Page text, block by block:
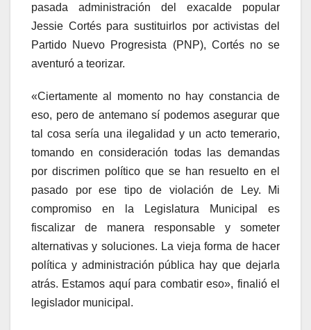
pasada administración del exacalde popular
Jessie Cortés para sustituirlos por activistas del
Partido Nuevo Progresista (PNP), Cortés no se
aventuró a teorizar.
«Ciertamente al momento no hay constancia de
eso, pero de antemano sí podemos asegurar que
tal cosa sería una ilegalidad y un acto temerario,
tomando en consideración todas las demandas
por discrimen político que se han resuelto en el
pasado por ese tipo de violación de Ley. Mi
compromiso en la Legislatura Municipal es
fiscalizar de manera responsable y someter
alternativas y soluciones. La vieja forma de hacer
política y administración pública hay que dejarla
atrás. Estamos aquí para combatir eso», finalió el
legislador municipal.